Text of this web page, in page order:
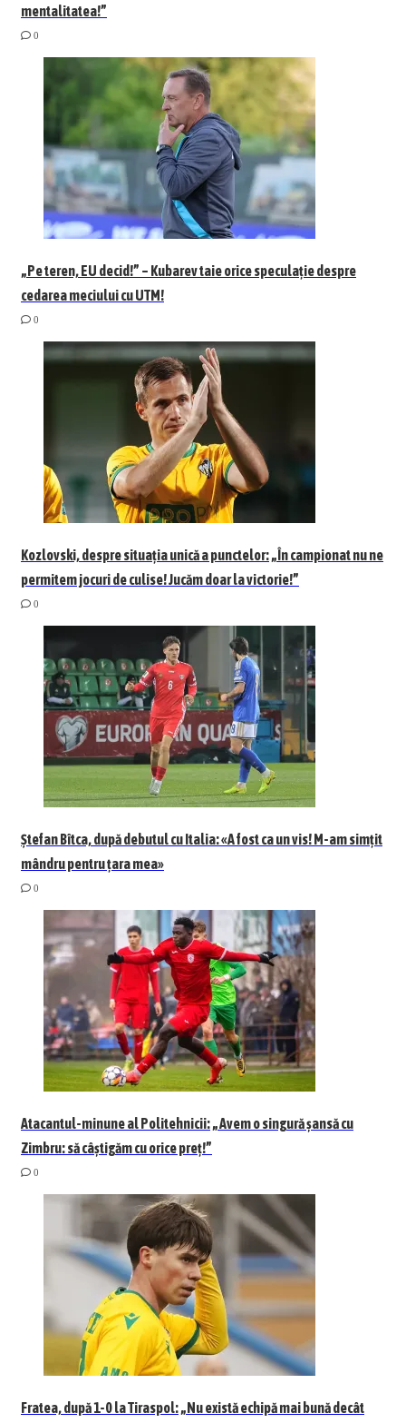
mentalitatea!”
0
„Pe teren, EU decid!” – Kubarev taie orice speculație despre
cedarea meciului cu UTM!
0
Kozlovski, despre situația unică a punctelor: „În campionat nu ne
permitem jocuri de culise! Jucăm doar la victorie!”
0
Ștefan Bîtca, după debutul cu Italia: «A fost ca un vis! M-am simțit
mândru pentru țara mea»
0
Atacantul-minune al Politehnicii: „Avem o singură șansă cu
Zimbru: să câștigăm cu orice preț!”
0
Fratea, după 1-0 la Tiraspol: „Nu există echipă mai bună decât